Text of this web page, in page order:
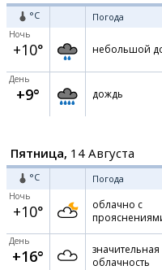
°C Погода
Ночь
+10° небольшой
День
+9° дождь
Пятница, 14 Августа
°C Погода
Ночь
+10°
облачно с
День
+16°
значительная
облачность